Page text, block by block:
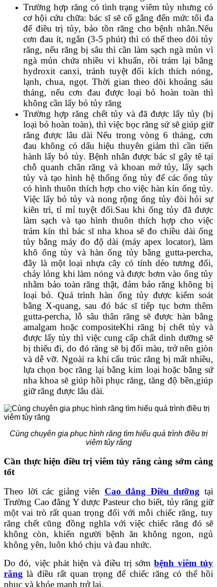
Trường hợp răng có tình trạng viêm tủy nhưng có
cơ hội cứu chữa: bác sĩ sẽ cố gắng đến mức tối đa
để điều trị tủy, bảo tồn răng cho bệnh nhân.Nếu
cơn đau ít, ngắn (3-5 phút) thì có thể theo dõi tủy
răng, nếu răng bị sâu thì cần làm sạch ngà mủn vì
ngà mủn chứa nhiều vi khuẩn, rồi trám lại bằng
hydroxit canxi, tránh tuyệt đối kích thích nóng,
lạnh, chua, ngọt. Thời gian theo dõi khoảng sáu
tháng, nếu cơn đau được loại bỏ hoàn toàn thì
không cần lấy bỏ tủy răng
Trường hợp răng chết tủy và đã được lấy tủy (bị
loại bỏ hoàn toàn), thì việc bọc răng sứ sẽ giúp giữ
răng được lâu dài Nếu trong vòng 6 tháng, cơn
đau không có dấu hiệu thuyên giảm thì cần tiến
hành lấy bỏ tủy. Bệnh nhân được bác sĩ gây tê tại
chỗ quanh chân răng và khoan mở tủy, lấy sạch
tủy và tạo hình hệ thống ống tủy để các ống tủy
có hình thuôn thích hợp cho việc hàn kín ống tủy.
Việc lấy bỏ tủy và nong rộng ống tủy đòi hỏi sự
kiên trì, tỉ mỉ tuyệt đối.Sau khi ống tủy đã được
làm sạch và tạo hình thuôn thích hợp cho việc
trám kín thì bác sĩ nha khoa sẽ đo chiều dài ống
tủy bằng máy đo độ dài (máy apex locator), làm
khô ống tủy và hàn ống tủy bằng gutta-percha,
đây là một loại nhựa cây có tính dẻo tương đối,
chảy lỏng khi làm nóng và được bơm vào ống tủy
nhằm bảo toàn răng thật, đảm bảo răng không bị
loại bỏ. Quá trình hàn ống tủy được kiểm soát
bằng X-quang, sau đó bác sĩ tiếp tục bơm thêm
gutta-percha, lỗ sâu thân răng sẽ được hàn bằng
amalgam hoặc compositeKhi răng bị chết tủy và
được lấy tủy thì việc cung cấp chất dinh dưỡng sẽ
bị thiếu đi, do đó răng sẽ bị đổi màu, trở nên giòn
và dễ vỡ. Ngoài ra khi cấu trúc răng bị mất nhiều,
lựa chọn bọc răng lại bằng kim loại hoặc bằng sứ
nha khoa sẽ giúp hồi phục răng, tăng độ bền,giúp
giữ răng được lâu dài.
Cùng chuyên gia phục hình răng tìm hiểu quá trình điều trị
viêm tủy răng
Cần thực hiện điều trị viêm tủy răng càng sớm càng
tốt
Theo lời các giảng viên Cao đẳng Điều dưỡng tại
Trường Cao đẳng Y dược Pasteur cho biết, tủy răng giữ
một vai trò rất quan trọng đối với mỗi chiếc răng, tuy
răng chết cũng đồng nghĩa với việc chiếc răng đó sẽ
không còn, khiến người bệnh ăn không ngon, ngủ
không yên, luôn khó chịu và đau nhức.
Do đó, việc phát hiện và điều trị sớmbệnh viêm tủy
răng là điều rất quan trọng để chiếc răng có thể hồi
phục và khỏe mạnh trở lại.